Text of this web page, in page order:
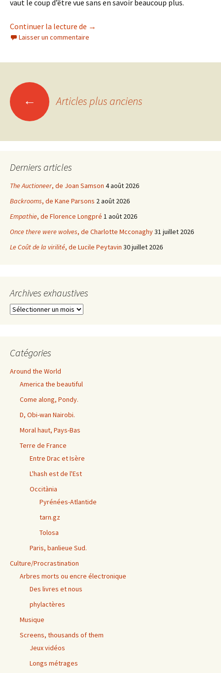
vaut le coup d’être vue sans en savoir beaucoup plus.
Continuer la lecture de Bottoms
→
Laisser un commentaire
Navigation
des
articles
← Articles plus anciens
Derniers articles
The Auctioneer, de Joan Samson 4 août 2026
Backrooms, de Kane Parsons 2 août 2026
Empathie, de Florence Longpré 1 août 2026
Once there were wolves, de Charlotte Mcconaghy31 juillet 2026
Le Coût de la virilité, de Lucile Peytavin 30 juillet 2026
Archives exhaustives
Archives
Catégories
Around the World
America the beautiful
Come along, Pondy.
D, Obi-wan Nairobi.
Moral haut, Pays-Bas
Terre de France
Entre Drac et Isère
L'hash est de l'Est
Occitània
Pyrénées-Atlantide
tarn.gz
Tolosa
Paris, banlieue Sud.
Culture/Procrastination
Arbres morts ou encre électronique
Des livres et nous
phylactères
Musique
Screens, thousands of them
Jeux vidéos
Longs métrages